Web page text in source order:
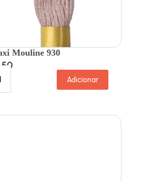
Mouline 930
Adicionar